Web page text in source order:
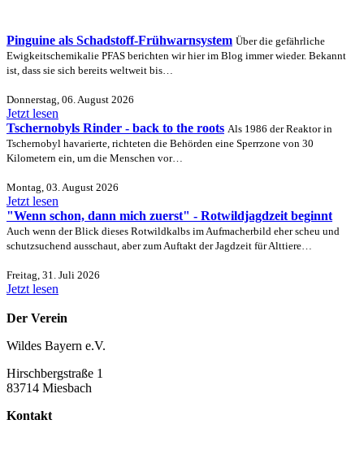
Pinguine als Schadstoff-Frühwarnsystem Über die gefährliche
Ewigkeitschemikalie PFAS berichten wir hier im Blog immer wieder. Bekannt
ist, dass sie sich bereits weltweit bis…
Donnerstag, 06. August 2026
Jetzt lesen
Tschernobyls Rinder - back to the roots Als 1986 der Reaktor in
Tschernobyl havarierte, richteten die Behörden eine Sperrzone von 30
Kilometern ein, um die Menschen vor…
Montag, 03. August 2026
Jetzt lesen
"Wenn schon, dann mich zuerst" - Rotwildjagdzeit beginnt
Auch wenn der Blick dieses Rotwildkalbs im Aufmacherbild eher scheu und
schutzsuchend ausschaut, aber zum Auftakt der Jagdzeit für Alttiere…
Freitag, 31. Juli 2026
Jetzt lesen
Der Verein
Wildes Bayern e.V.
Hirschbergstraße 1
83714 Miesbach
Kontakt